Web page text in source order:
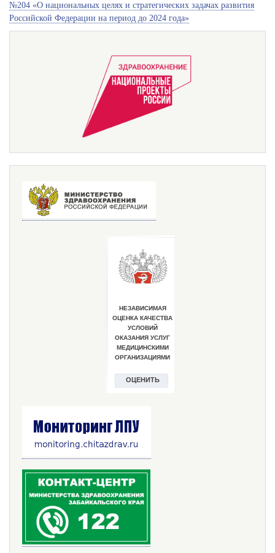
№204 «О национальных целях и стратегических задачах развития
Российской Федерации на период до 2024 года»